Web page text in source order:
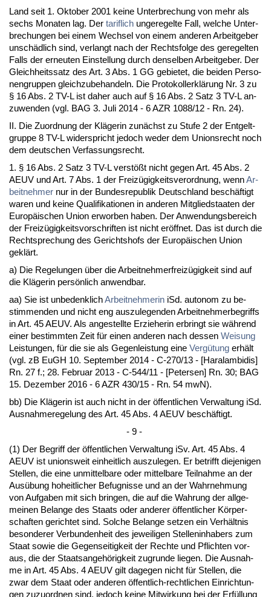
Land seit 1. Ok­to­ber 2001 kei­ne Un­ter­bre­chung von mehr als
sechs Mo­na­ten lag. Der ta­rif­lich un­ge­re­gel­te Fall, wel­che Un­ter­
bre­chun­gen bei ei­nem Wech­sel von ei­nem an­de­ren Ar­beit­ge­ber
unschädlich sind, ver­langt nach der Rechts­fol­ge des ge­re­gel­ten
Falls der er­neu­ten Ein­stel­lung durch den­sel­ben Ar­beit­ge­ber. Der
Gleich­heits­satz des Art. 3 Abs. 1 GG ge­bie­tet, die bei­den Per­so­
nen­grup­pen gleich­zu­be­han­deln. Die Pro­to­kollerklärung Nr. 3 zu
§ 16 Abs. 2 TV-L ist da­her auch auf § 16 Abs. 2 Satz 3 TV-L an­
zu­wen­den (vgl. BAG 3. Ju­li 2014 - 6 AZR 1088/12 - Rn. 24).
II. Die Zu­ord­nung der Kläge­rin zunächst zu Stu­fe 2 der Ent­gelt­
grup­pe 8 TV-L wi­der­spricht je­doch we­der dem Uni­ons­recht noch
dem deut­schen Ver­fas­sungs­recht.
1. § 16 Abs. 2 Satz 3 TV-L verstößt nicht ge­gen Art. 45 Abs. 2
AEUV und Art. 7 Abs. 1 der Freizügig­keits­ver­ord­nung, wennAr­
beit­neh­mer nur in der Bun­des­re­pu­blik Deutsch­land beschäftigt
wa­ren und kei­ne Qua­li­fi­ka­tio­nen in an­de­ren Mit­glied­staa­ten der
Eu­ropäischen Uni­on er­wor­ben ha­ben. Der An­wen­dungs­be­reich
der Freizügig­keits­vor­schrif­ten ist nicht eröff­net. Das ist durch die
Recht­spre­chung des Ge­richts­hofs der Eu­ropäischen Uni­on
geklärt.
a) Die Re­ge­lun­gen über die Ar­beit­neh­mer­freizügig­keit sind auf
die Kläge­rin persönlich an­wend­bar.
aa) Sie ist un­be­denk­lichAr­beit­neh­me­rin iSd. au­to­nom zu be­
stim­men­den und nicht eng aus­zu­le­gen­den Ar­beit­neh­mer­be­griffs
in Art. 45 AEUV. Als an­ge­stell­te Er­zie­he­rin er­bringt sie während
ei­ner be­stimm­ten Zeit für ei­nen an­de­ren nach des­sen Wei­sung
Leis­tun­gen, für die sie als Ge­gen­leis­tung ei­ne Vergütung erhält
(vgl. zB EuGH 10. Sep­tem­ber 2014 - C-270/13 - [Ha­r­al­am­bi­dis]
Rn. 27 f.; 28. Fe­bru­ar 2013 - C-544/11 - [Pe­ter­sen] Rn. 30; BAG
15. De­zem­ber 2016 - 6 AZR 430/15 - Rn. 54 mwN).
bb) Die Kläge­rin ist auch nicht in der öffent­li­chen Ver­wal­tung iSd.
Aus­nah­me­re­ge­lung des Art. 45 Abs. 4 AEUV beschäftigt.
- 9 -
(1) Der Be­griff der öffent­li­chen Ver­wal­tung iSv. Art. 45 Abs. 4
AEUV ist uni­ons­weit ein­heit­lich aus­zu­le­gen. Er be­trifft die­je­ni­gen
Stel­len, die ei­ne un­mit­tel­ba­re oder mit­tel­ba­re Teil­nah­me an der
Ausübung ho­heit­li­cher Be­fug­nis­se und an der Wahr­neh­mung
von Auf­ga­ben mit sich brin­gen, die auf die Wah­rung der all­ge­
mei­nen Be­lan­ge des Staats oder an­de­rer öffent­li­cher Körper­
schaf­ten ge­rich­tet sind. Sol­che Be­lan­ge set­zen ein Verhält­nis
be­son­de­rer Ver­bun­den­heit des je­wei­li­gen Stel­len­in­ha­bers zum
Staat so­wie die Ge­gen­sei­tig­keit der Rech­te und Pflich­ten vor­
aus, die der Staats­an­gehörig­keit zu­grun­de lie­gen. Die Aus­nah­
me in Art. 45 Abs. 4 AEUV gilt da­ge­gen nicht für Stel­len, die
zwar dem Staat oder an­de­ren öffent­lich-recht­li­chen Ein­rich­tun­
gen zu­zu­ord­nen sind, je­doch kei­ne Mit­wir­kung bei der Erfüllung